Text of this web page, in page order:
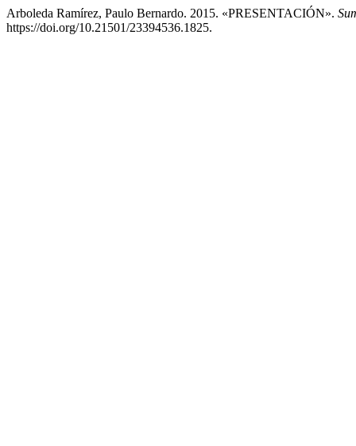
Arboleda Ramírez, Paulo Bernardo. 2015. «PRESENTACIÓN».
https://doi.org/10.21501/23394536.1825.